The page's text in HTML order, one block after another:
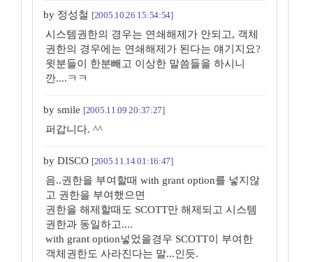
by 정성철 [2005.10.26 15:54:54]
시스템권한의 경우는 연쇄해제가 안되고, 객체
권한의 경우에는 연쇄해제가 된다는 얘기지요?
윗분들이 한분빼고 이상한 말씀들을 하시니
깐....ㅋㅋ
by smile [2005.11.09 20:37:27]
퍼갑니다. ^^
by DISCO [2005.11.14 01:16:47]
음..권한을 부여할때 with grant option를 넣지않
고 권한을 부여했으면
권한을 해제할때도 SCOTT만 해제되고 시스템
권한과 동일하고....
with grant option넣었을경우 SCOTT이 부여한
객체권한도 사라진다는 말...인듯.